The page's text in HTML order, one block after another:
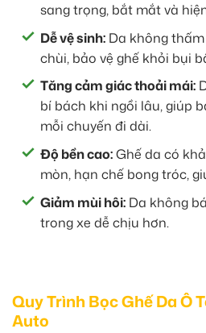
sang trọng, bắt mắt và
Dễ vệ sinh: Da không
chùi, bảo vệ ghế khỏi bụi
Tăng cảm giác thoải mái:
bí bách khi ngồi lâu, giúp
mỗi chuyến đi dài.
Độ bền cao:Ghế da có
mòn, hạn chế bong tróc,
Giảm mùi hôi: Da không
trong xe dễ chịu hơn.
Quy Trình Bọc Ghế Da Ô
Auto